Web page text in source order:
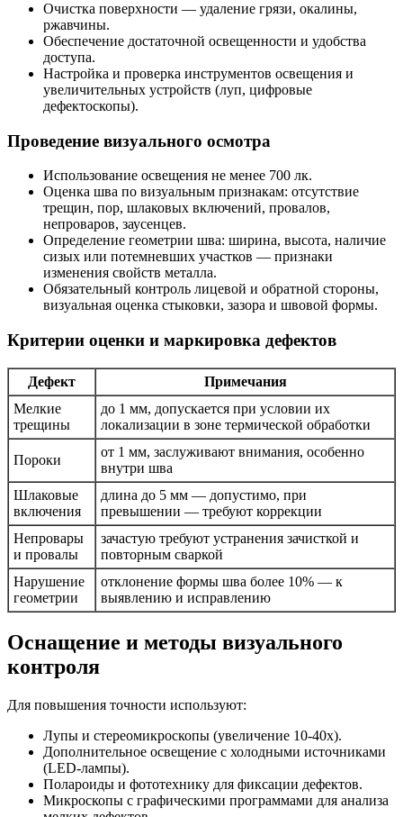
Очистка поверхности — удаление грязи, окалины,
ржавчины.
Обеспечение достаточной освещенности и удобства
доступа.
Настройка и проверка инструментов освещения и
увеличительных устройств (луп, цифровые
дефектоскопы).
Проведение визуального осмотра
Использование освещения не менее 700 лк.
Оценка шва по визуальным признакам: отсутствие
трещин, пор, шлаковых включений, провалов,
непроваров, заусенцев.
Определение геометрии шва: ширина, высота, наличие
сизых или потемневших участков — признаки
изменения свойств металла.
Обязательный контроль лицевой и обратной стороны,
визуальная оценка стыковки, зазора и швовой формы.
Критерии оценки и маркировка дефектов
Дефект
Примечания
Мелкие
трещины
до 1 мм, допускается при условии их
локализации в зоне термической обработки
Пороки
от 1 мм, заслуживают внимания, особенно
внутри шва
Шлаковые
включения
длина до 5 мм — допустимо, при
превышении — требуют коррекции
Непровары
и провалы
зачастую требуют устранения зачисткой и
повторным сваркой
Нарушение
геометрии
отклонение формы шва более 10% — к
выявлению и исправлению
Оснащение и методы визуального
контроля
Для повышения точности используют:
Лупы и стереомикроскопы (увеличение 10-40х).
Дополнительное освещение с холодными источниками
(LED-лампы).
Полароиды и фототехнику для фиксации дефектов.
Микроскопы с графическими программами для анализа